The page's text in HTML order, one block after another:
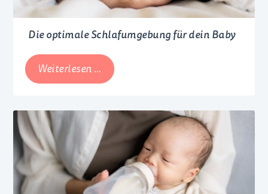
Die optimale Schlafumgebung für dein Baby
Weiterlesen … Die
optimale
für
dein